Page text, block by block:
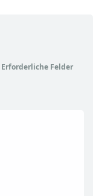
Erforderliche Felder